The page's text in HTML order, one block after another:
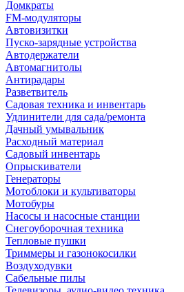
Домкраты
FM-модуляторы
Автовизитки
Пуско-зарядные устройства
Автодержатели
Автомагнитолы
Антирадары
Разветвитель
Садовая техника и инвентарь
Удлинители для сада/ремонта
Дачный умывальник
Расходный материал
Садовый инвентарь
Опрыскиватели
Генераторы
Мотоблоки и культиваторы
Мотобуры
Насосы и насосные станции
Снегоуборочная техника
Тепловые пушки
Триммеры и газонокосилки
Воздуходувки
Сабельные пилы